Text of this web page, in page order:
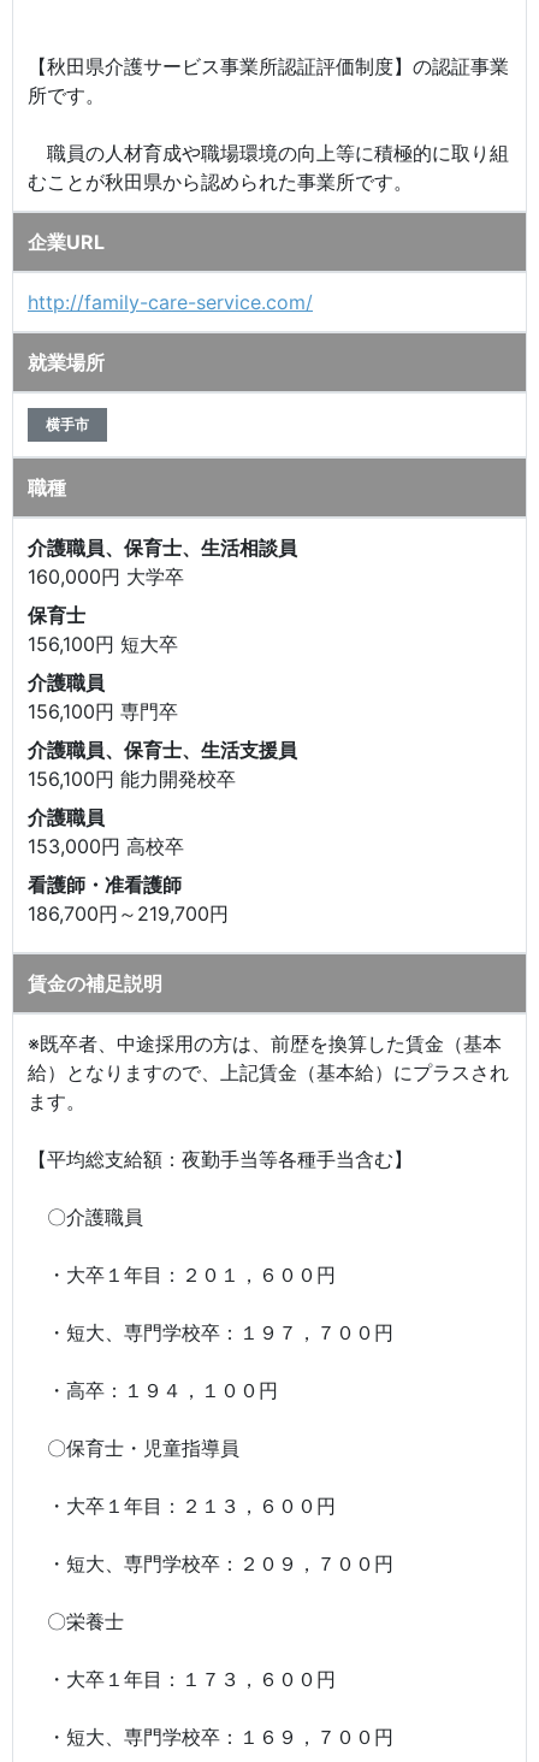
【秋田県介護サービス事業所認証評価制度】の認証事業
所です。
職員の人材育成や職場環境の向上等に積極的に取り組
むことが秋田県から認められた事業所です。
企業URL
http://family-care-service.com/
就業場所
横手市
職種
介護職員、保育士、生活相談員
160,000円 大学卒
保育士
156,100円 短大卒
介護職員
156,100円 専門卒
介護職員、保育士、生活支援員
156,100円 能力開発校卒
介護職員
153,000円 高校卒
看護師・准看護師
186,700円～219,700円
賃金の補足説明
※既卒者、中途採用の方は、前歴を換算した賃金（基本
給）となりますので、上記賃金（基本給）にプラスされ
ます。
【平均総支給額：夜勤手当等各種手当含む】
〇介護職員
・大卒１年目：２０１，６００円
・短大、専門学校卒：１９７，７００円
・高卒：１９４，１００円
〇保育士・児童指導員
・大卒１年目：２１３，６００円
・短大、専門学校卒：２０９，７００円
〇栄養士
・大卒１年目：１７３，６００円
・短大、専門学校卒：１６９，７００円